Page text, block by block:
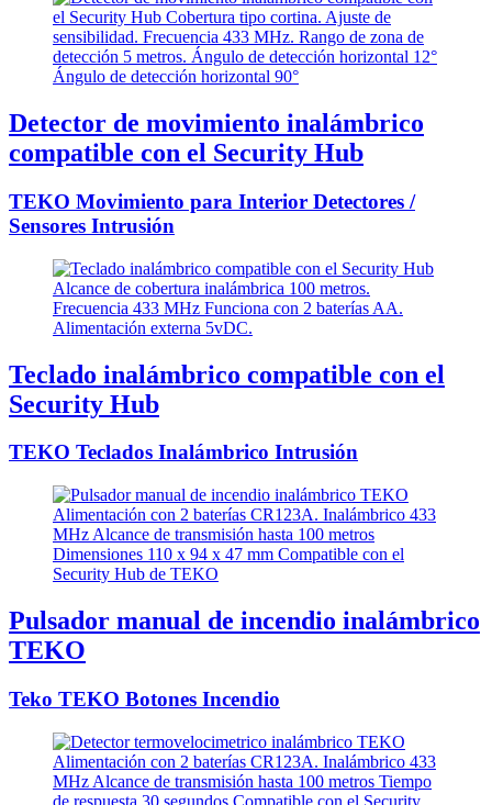
Detector de movimiento inalámbrico
compatible con el Security Hub
TEKO Movimiento para Interior Detectores /
Sensores Intrusión
Teclado inalámbrico compatible con el
Security Hub
TEKO Teclados Inalámbrico Intrusión
Pulsador manual de incendio inalámbrico
TEKO
Teko TEKO Botones Incendio